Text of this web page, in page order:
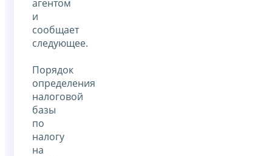
агентом
и
сообщает
следующее.
Порядок
определения
налоговой
базы
по
налогу
на